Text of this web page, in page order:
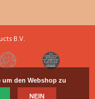
B.V.
den Webshop zu
NEIN